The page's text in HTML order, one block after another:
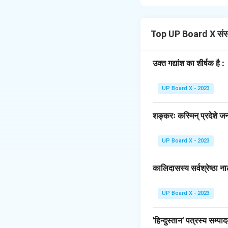
कर्तृवाच्य के कर्ता
क्रिया (पश्यति)
Download
Top UP Board X
उक्त गद्यांश का शीर्षक है :
UP Board X - 2023
शङ्करः कस्मिन् प्रदेशे
UP Board X - 2023
कालिदासस्य सर्वश्रेष्ठा
UP Board X - 2023
'हिन्दुस्तान' पत्रस्य